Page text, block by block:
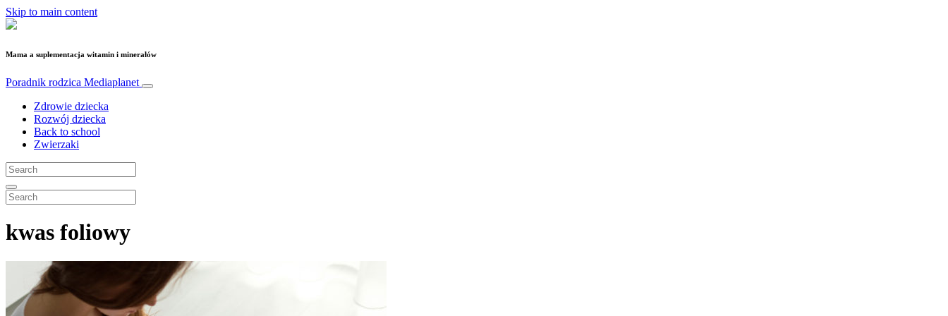
Skip to main content
Mama a suplementacja witamin i minerałów
Poradnik rodzica Mediaplanet
Zdrowie dziecka
Rozwój dziecka
Back to school
Zwierzaki
kwas foliowy